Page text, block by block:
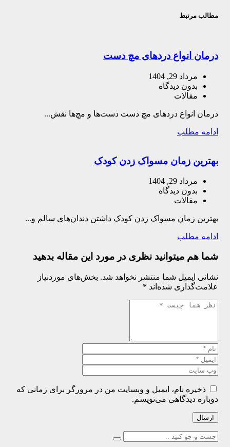
مطالب مرتبط
درمان انواع دردهای مچ دست
مرداد 29, 1404
بدون دیدگاه
مقالات
درمان انواع دردهای مچ دست دست‌ها و مچ‌ها نقش...
ادامه مطلب
بهترین زمان مسواک زدن کودک
مرداد 29, 1404
بدون دیدگاه
مقالات
بهترین زمان مسواک زدن کودک داشتن دندان‌های سالم و...
ادامه مطلب
شما هم میتوانید نظری در مورد این مقاله بدهید
نشانی ایمیل شما منتشر نخواهد شد. بخش‌های موردنیاز
علامت‌گذاری شده‌اند *
ذخیره نام، ایمیل و وبسایت من در مرورگر برای زمانی که
دوباره دیدگاهی می‌نویسم.
ارسال